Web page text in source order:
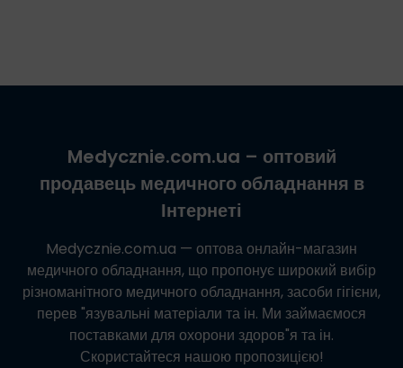
Medycznie.com.ua – оптовий
продавець медичного обладнання в
Інтернеті
Medycznie.com.ua — оптова онлайн-магазин
медичного обладнання, що пропонує широкий вибір
різноманітного медичного обладнання, засоби гігієни,
перев "язувальні матеріали та ін. Ми займаємося
поставками для охорони здоров"я та ін.
Скористайтеся нашою пропозицією!